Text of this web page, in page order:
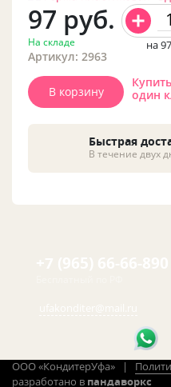
97 руб.
На складе
Артикул: 2963
на 97
В корзину
один
Быстрая
В течение двух
ООО «КондитерУфа» |
разработано в пандаворкс